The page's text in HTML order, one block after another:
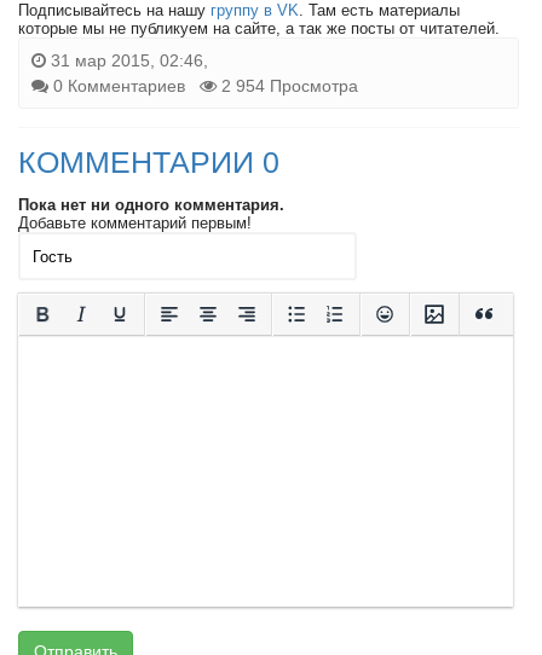
Подписывайтесь на нашу группу в VK. Там есть материалы
которые мы не публикуем на сайте, а так же посты от читателей.
31 мар 2015, 02:46,
0 Комментариев
2 954 Просмотра
КОММЕНТАРИИ 0
Пока нет ни одного комментария.
Добавьте комментарий первым!